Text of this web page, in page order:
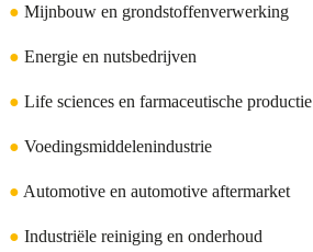
● Mijnbouw en grondstoffenverwerking
● Energie en nutsbedrijven
● Life sciences en farmaceutische productie
● Voedingsmiddelenindustrie
● Automotive en automotive aftermarket
● Industriële reiniging en onderhoud